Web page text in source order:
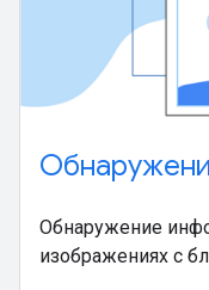
Обнаружение
изображениях с